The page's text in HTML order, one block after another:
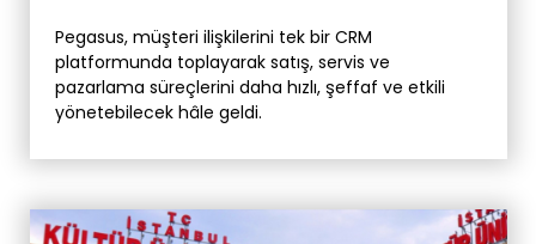
Pegasus, müşteri ilişkilerini tek bir CRM
platformunda toplayarak satış, servis ve
pazarlama süreçlerini daha hızlı, şeffaf ve etkili
yönetebilecek hâle geldi.